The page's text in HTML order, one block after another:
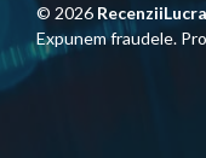
© 2026
Expunem fraudele.